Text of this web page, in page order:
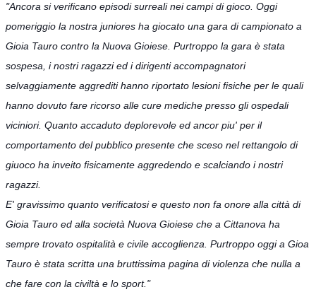
"Ancora si verificano episodi surreali nei campi di gioco. Oggi
pomeriggio la nostra juniores ha giocato una gara di campionato a
Gioia Tauro contro la Nuova Gioiese. Purtroppo la gara è stata
sospesa, i nostri ragazzi ed i dirigenti accompagnatori
selvaggiamente aggrediti hanno riportato lesioni fisiche per le quali
hanno dovuto fare ricorso alle cure mediche presso gli ospedali
viciniori. Quanto accaduto deplorevole ed ancor piu' per il
comportamento del pubblico presente che sceso nel rettangolo di
giuoco ha inveito fisicamente aggredendo e scalciando i nostri
ragazzi.
E' gravissimo quanto verificatosi e questo non fa onore alla città di
Gioia Tauro ed alla società Nuova Gioiese che a Cittanova ha
sempre trovato ospitalità e civile accoglienza. Purtroppo oggi a Gioa
Tauro è stata scritta una bruttissima pagina di violenza che nulla a
che fare con la civiltà e lo sport."